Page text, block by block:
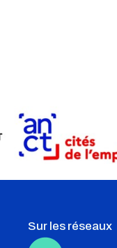
Sur les réseaux